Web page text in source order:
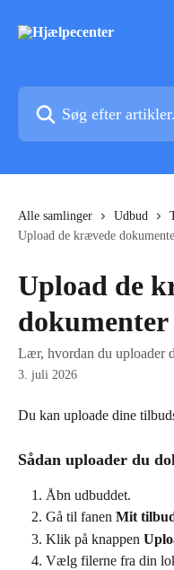
Alle samlinger Udbud
Upload de krævede
Upload de
dokumenter
Lær, hvordan du uploader
3. juli 2026
Du kan uploade dine
Sådan uploader du
Åbn udbuddet.
Gå til fanen Mit
Klik på knappen
Vælg filerne fra din